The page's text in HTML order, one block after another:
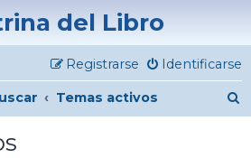
del Libro
Identificarse
Registrarse
Temas activos